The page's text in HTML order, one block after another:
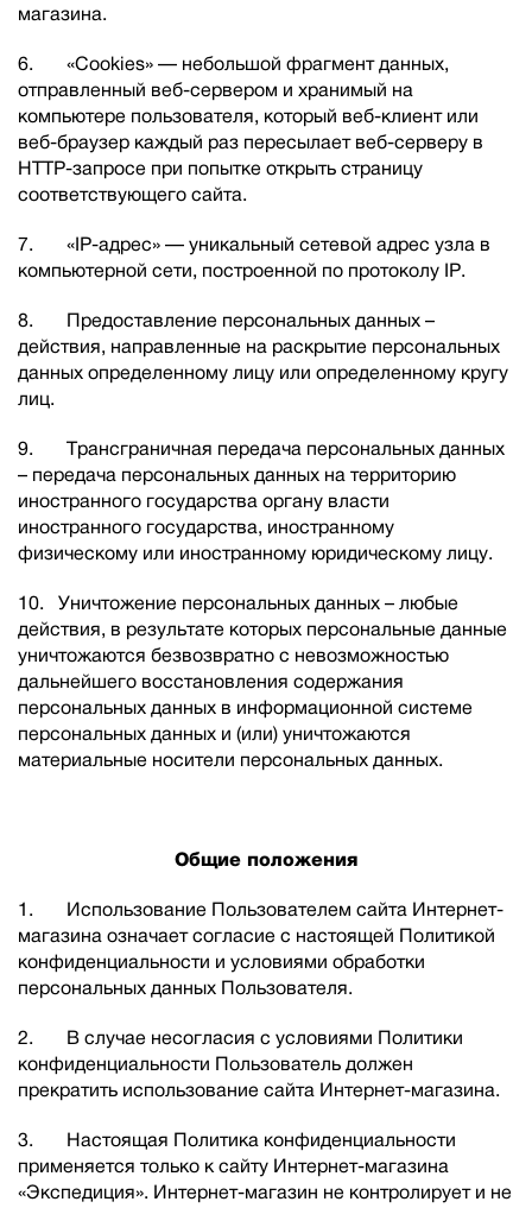
магазина.
6. «Cookies» — небольшой фрагмент данных,
отправленный веб-сервером и хранимый на
компьютере пользователя, который веб-клиент или
веб-браузер каждый раз пересылает веб-серверу в
HTTP-запросе при попытке открыть страницу
соответствующего сайта.
7. «IP-адрес» — уникальный сетевой адрес узла в
компьютерной сети, построенной по протоколу IP.
8. Предоставление персональных данных –
действия, направленные на раскрытие персональных
данных определенному лицу или определенному кругу
лиц.
9. Трансграничная передача персональных данных
– передача персональных данных на территорию
иностранного государства органу власти
иностранного государства, иностранному
физическому или иностранному юридическому лицу.
10. Уничтожение персональных данных – любые
действия, в результате которых персональные данные
уничтожаются безвозвратно с невозможностью
дальнейшего восстановления содержания
персональных данных в информационной системе
персональных данных и (или) уничтожаются
материальные носители персональных данных.
Общие положения
1. Использование Пользователем сайта Интернет-
магазина означает согласие с настоящей Политикой
конфиденциальности и условиями обработки
персональных данных Пользователя.
2. В случае несогласия с условиями Политики
конфиденциальности Пользователь должен
прекратить использование сайта Интернет-магазина.
3. Настоящая Политика конфиденциальности
применяется только к сайту Интернет-магазина
«Экспедиция». Интернет-магазин не контролирует и не